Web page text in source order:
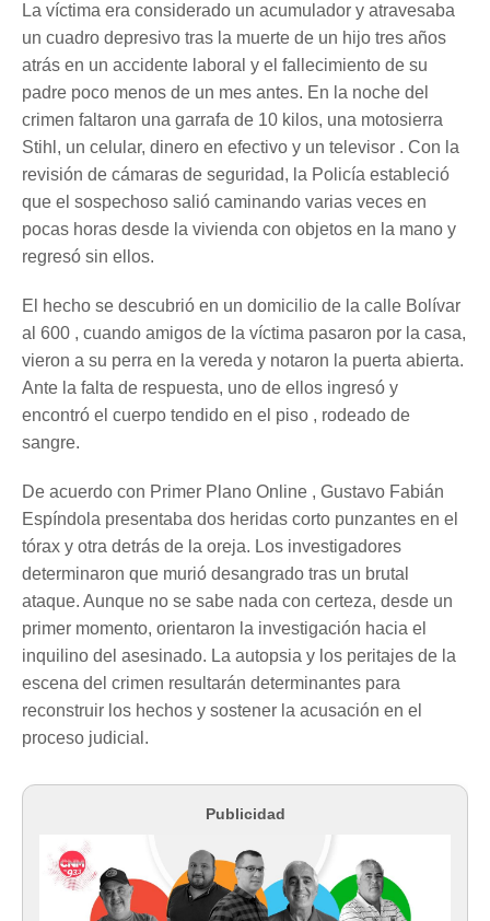
La víctima era considerado un acumulador y atravesaba
un cuadro depresivo tras la muerte de un hijo tres años
atrás en un accidente laboral y el fallecimiento de su
padre poco menos de un mes antes. En la noche del
crimen faltaron una garrafa de 10 kilos, una motosierra
Stihl, un celular, dinero en efectivo y un televisor . Con la
revisión de cámaras de seguridad, la Policía estableció
que el sospechoso salió caminando varias veces en
pocas horas desde la vivienda con objetos en la mano y
regresó sin ellos.
El hecho se descubrió en un domicilio de la calle Bolívar
al 600 , cuando amigos de la víctima pasaron por la casa,
vieron a su perra en la vereda y notaron la puerta abierta.
Ante la falta de respuesta, uno de ellos ingresó y
encontró el cuerpo tendido en el piso , rodeado de
sangre.
De acuerdo con Primer Plano Online , Gustavo Fabián
Espíndola presentaba dos heridas corto punzantes en el
tórax y otra detrás de la oreja. Los investigadores
determinaron que murió desangrado tras un brutal
ataque. Aunque no se sabe nada con certeza, desde un
primer momento, orientaron la investigación hacia el
inquilino del asesinado. La autopsia y los peritajes de la
escena del crimen resultarán determinantes para
reconstruir los hechos y sostener la acusación en el
proceso judicial.
Publicidad